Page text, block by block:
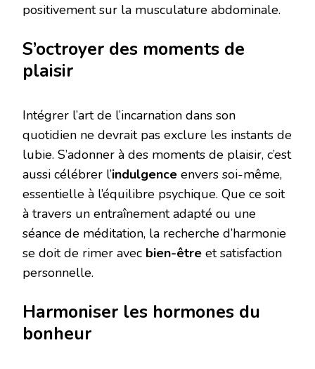
positivement sur la musculature abdominale.
S’octroyer des moments de
plaisir
Intégrer l’art de l’incarnation dans son
quotidien ne devrait pas exclure les instants de
lubie. S’adonner à des moments de plaisir, c’est
aussi célébrer l’indulgence envers soi-même,
essentielle à l’équilibre psychique. Que ce soit
à travers un entraînement adapté ou une
séance de méditation, la recherche d’harmonie
se doit de rimer avec bien-être et satisfaction
personnelle.
Harmoniser les hormones du
bonheur